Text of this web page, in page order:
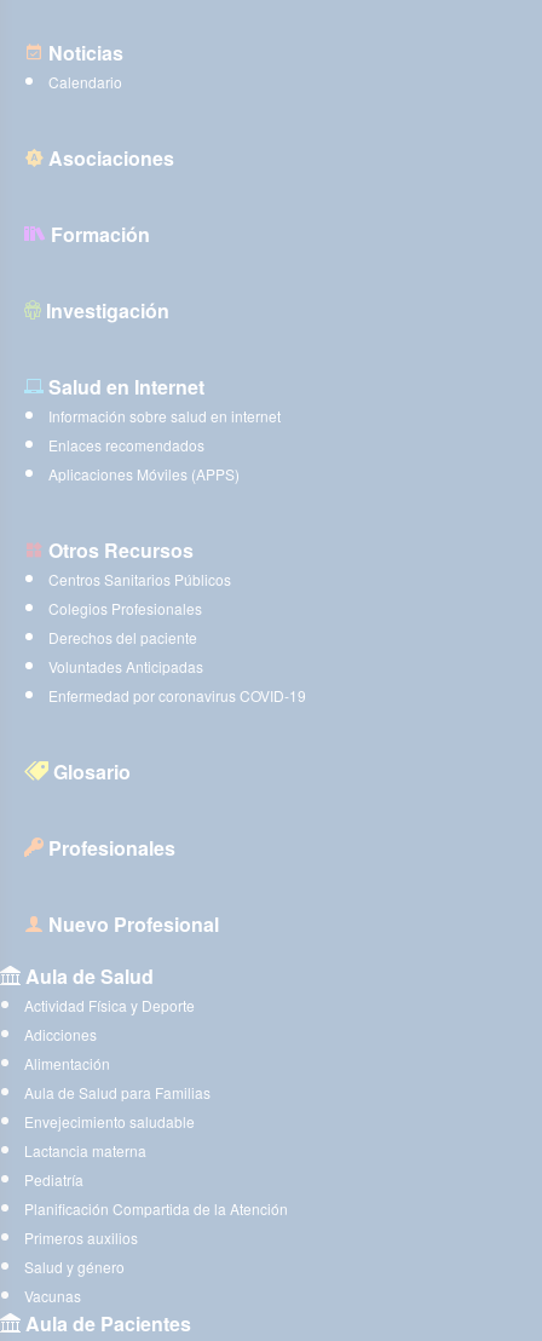
Noticias
Calendario
Asociaciones
Formación
Investigación
Salud en Internet
Información sobre salud en internet
Enlaces recomendados
Aplicaciones Móviles (APPS)
Otros Recursos
Centros Sanitarios Públicos
Colegios Profesionales
Derechos del paciente
Voluntades Anticipadas
Enfermedad por coronavirus COVID-19
Glosario
Profesionales
Nuevo Profesional
Aula de Salud
Actividad Física y Deporte
Adicciones
Alimentación
Aula de Salud para Familias
Envejecimiento saludable
Lactancia materna
Pediatría
Planificación Compartida de la Atención
Primeros auxilios
Salud y género
Vacunas
Aula de Pacientes